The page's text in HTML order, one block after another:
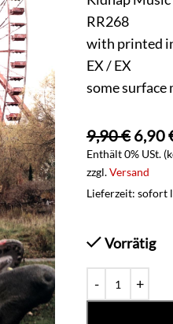
RR268
with printed
EX / EX
some surface
9,90€ 6,90
Enthält 0% USt.
zzgl.Versand
Lieferzeit: sofort
Vorrätig